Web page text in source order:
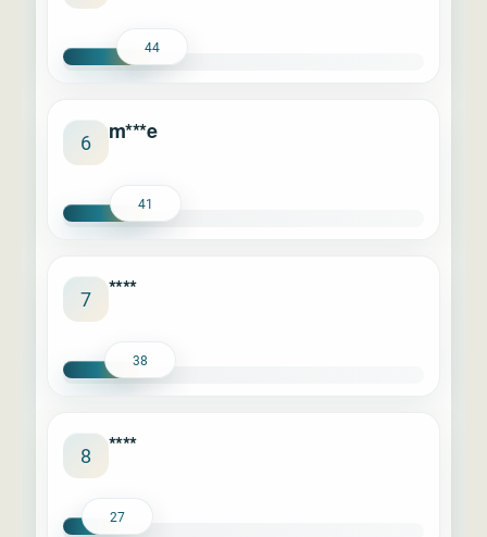
44
6 m***e
41
7 ****
38
8 ****
27